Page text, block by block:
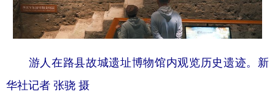
English Español Français عربى
Deutsch Português
游人在路县故城遗址博物馆内观览历史遗迹。新
华社记者 张骁 摄